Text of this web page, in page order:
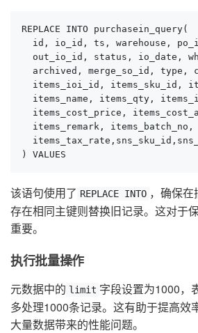
REPLACE INTO purchasein_query(
id, io_id, ts, warehouse,
out_io_id, status, io_date,
archived, merge_so_id, type,
items_ioi_id, items_sku_id,
items_name, items_qty,
items_cost_price,
  items_remark, items_batch_no,
) VALUES
该语句使用了 REPLACE INTO ，确保
存在相同主键则替换旧记录。这对于
重要。
执行批量操作
元数据中的 limit 字段设置为1000，
多处理1000条记录。这有助于提高效
大量数据带来的性能问题。